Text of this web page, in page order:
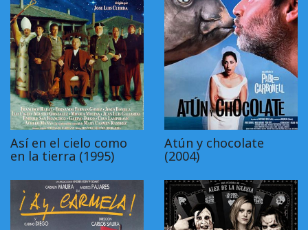
Así en el cielo como
en la tierra (1995)
Atún y chocolate
(2004)